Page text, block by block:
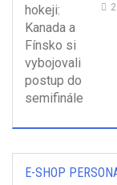
E-SHOP